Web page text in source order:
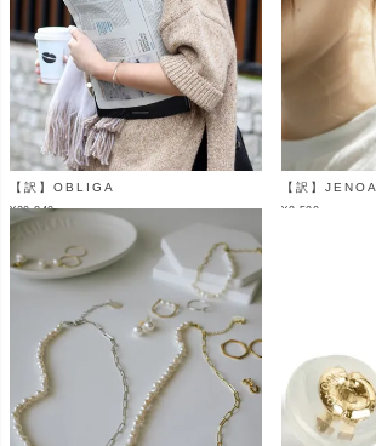
【訳】OBLIGA
¥20,840（税込）
【訳】JENOA
¥9,500